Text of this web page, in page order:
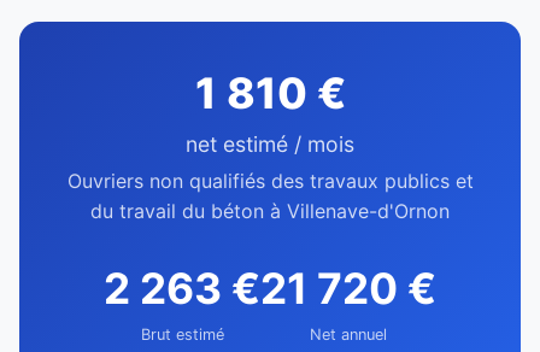
1 810 €
net estimé / mois
Ouvriers non qualifiés des travaux publics et
du travail du béton à Villenave-d'Ornon
2 263 €
Brut estimé
21 720 €
Net annuel